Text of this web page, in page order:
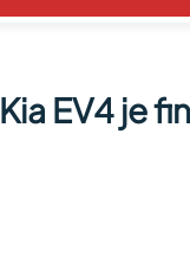
Kia EV4 je